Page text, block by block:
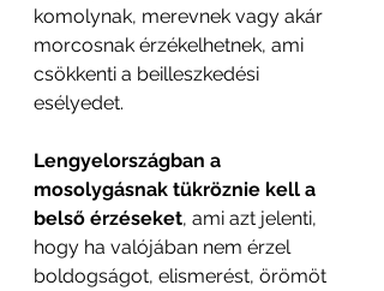
komolynak, merevnek vagy akár
morcosnak érzékelhetnek, ami
csökkenti a beilleszkedési
esélyedet.
Lengyelországban a
mosolygásnak tükröznie kell a
belső érzéseket, ami azt jelenti,
hogy ha valójában nem érzel
boldogságot, elismerést, örömöt